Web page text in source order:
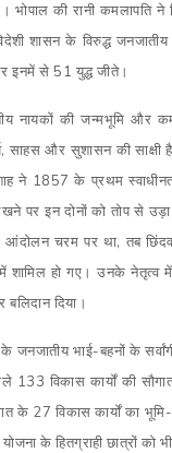
भोपाल की रानी
शासन के विरुद्ध
इनमें से 51 युद्ध जीते।
की जन्मभूमि और
, साहस और सुशासन कीसाक्षी
ने 1857 के प्रथम
पर इन दोनों को तोप से
आंदोलन चरम पर था, तब
हो गए। उनके नेतृत्व में
दिया।
जनजातीय भाई-बहनों के
विकास कार्यों की
के 27 विकास कार्यों का
के हितग्राही छात्रों को